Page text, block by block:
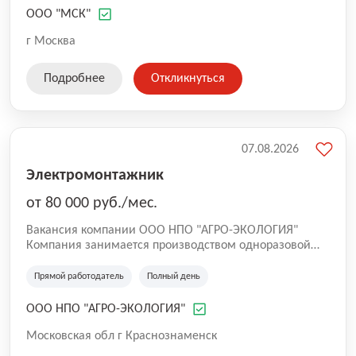
мусор от слома и разборки зданий; - КГМ
ПЭТ, ПВХ, металлолом и др.); - порубочные остатки; -
Москве и Московской области и наш автопарк
включает более 100 единиц специализированной
ООО "МСК"
г Москва
Подробнее Откликнуться
Электромонтажник
от 80 000 руб./мес.
Вакансия компании ООО НПО "АГРО-ЭКОЛОГИЯ"
Компания занимается производством одноразовой
яичные лотки, лотки "Доширак", ланч-боксы, работает
пропуск в Краснознаменск не требуется.
Прямой работодатель Полный день
ООО НПО "АГРО-ЭКОЛОГИЯ"
Московская обл г Краснознаменск
07.08.2026